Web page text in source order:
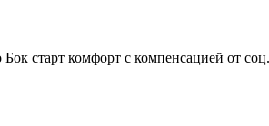
старт комфорт с компенсацией от